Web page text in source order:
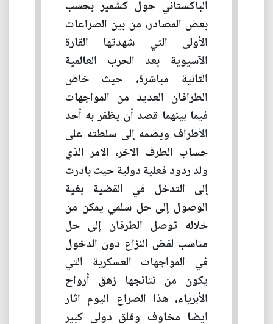
الباكستاني حول كشمير بحسب
بعض المصادر، من بين الصراعات
الأولى التي شهدتها القارة
الآسيوية بعد الحرب العالمية
الثانية مباشرة، حيث خاض
الطرافان العديد من المواجهات
فيما بينهما قصد أن يظفر به أحد
الأطراف ويضمه إلى سلطته على
حساب الطرف الاخر، الامر الذي
ولد ردود فعلية دولية حيث بادرت
إلى التدخل في القضية بغية
الوصول إلى حل سلمي يمكن من
خلاله توصل الطرفان إلى حل
مناسب لفض النزاع دون الدخول
في المواجهات العسكرية التي
يكون من نتائجها زهق أرواح
الأبرياء، هذا الصراع اليوم اثار
ايضا مخاوف وقلق دولي كبير